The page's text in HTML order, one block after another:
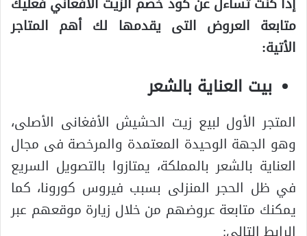
متابعة العروض التى يقدمها لك أهم المتاجر
الأتية:
بيت العناية بالشعر
المتجر الأول لبيع زيت الحشيش الأفغانى الأصلى،
وهو الجهة الوحيدة المعتمدة والمرخصة فى مجال
العناية بالشعر بالمملكة، يمتازوا بالتصويل السريع
في ظل الحجر المنزلى بسبب فيروس كورونا، كما
يمكنك متابعة عروضهم من خلال زيارة موقعهم عبر